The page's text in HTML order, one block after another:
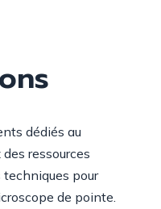
dédiés au
des ressources
pour
de pointe.